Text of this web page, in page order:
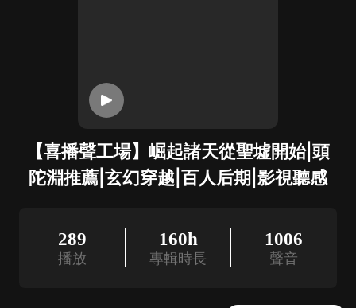
【喜播聲工場】崛起諸天從聖墟開始|頭
陀淵推薦|玄幻穿越|百人后期|影視聽感
289
播放
160h
專輯時長
1006
聲音